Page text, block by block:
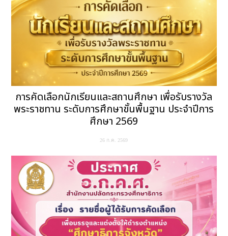
การคัดเลือกนักเรียนและสถานศึกษา เพื่อรับรางวัล
พระราชทาน ระดับการศึกษาขั้นพื้นฐาน ประจำปีการ
ศึกษา 2569
26 ก.ค. 2569